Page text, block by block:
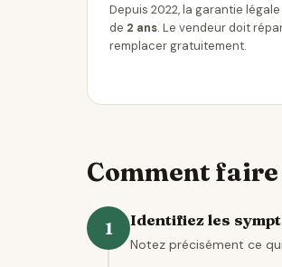
Depuis 2022, la garantie
de 2 ans. Le vendeur doit
remplacer gratuitement.
Comment
1 Identifiez les
Notez précisément ce